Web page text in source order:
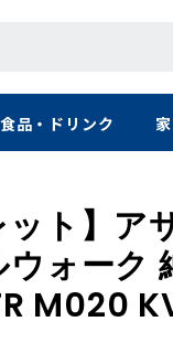
品・ドリンク
ット】
ォーク
M020